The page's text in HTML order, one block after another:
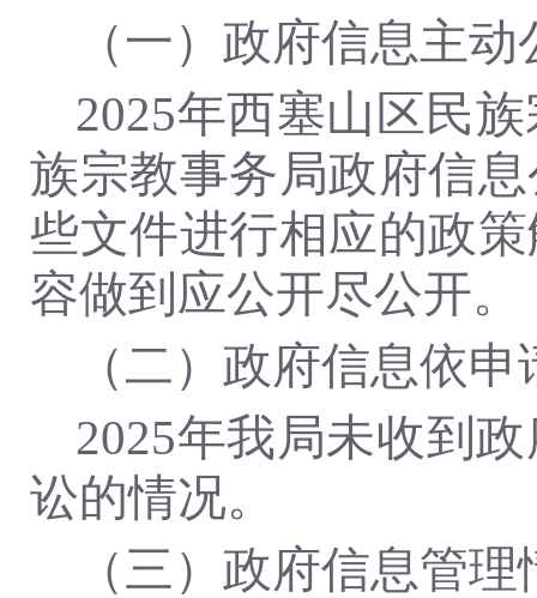
（一）政府信息主
2025年西塞山区民
族宗教事务局政府信
些文件进行相应的政
容做到应公开尽公开。
（二）政府信息依
2025年我局未收到
讼的情况。
（三）政府信息管理